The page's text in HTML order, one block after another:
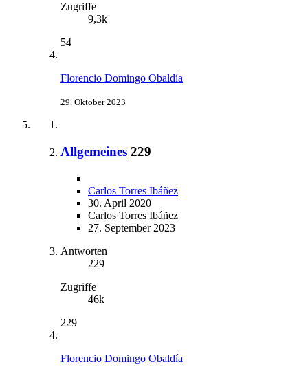
Zugriffe
9,3k
54
Florencio Domingo Obaldía
29. Oktober 2023
Allgemeines 229
Carlos Torres Ibáñez
30. April 2020
Carlos Torres Ibáñez
27. September 2023
Antworten
229
Zugriffe
46k
229
Florencio Domingo Obaldía